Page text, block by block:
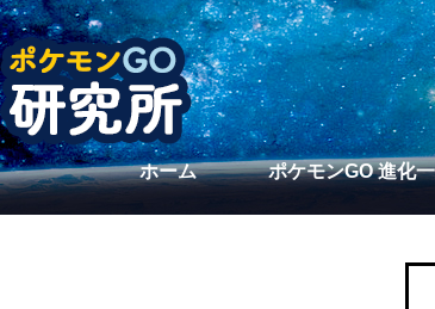
ホーム ポケモンGO 進化